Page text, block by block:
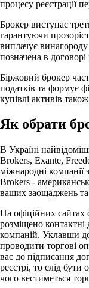
процесу реєстрації
Брокер виступає
гарантуючи
виплачує винагороду
позначена в
Біржовий брокер
податків та формує
купівлі активів
Як обрати
В Україні
Brokers, Exante,
міжнародні компанії
Brokers -
ваших заощаджень та
На офіційних сайтах
розміщено контактні
компаній. Уклавши
проводити торгові
вас до підписання
реєстрі, то слід
чого вестиметься